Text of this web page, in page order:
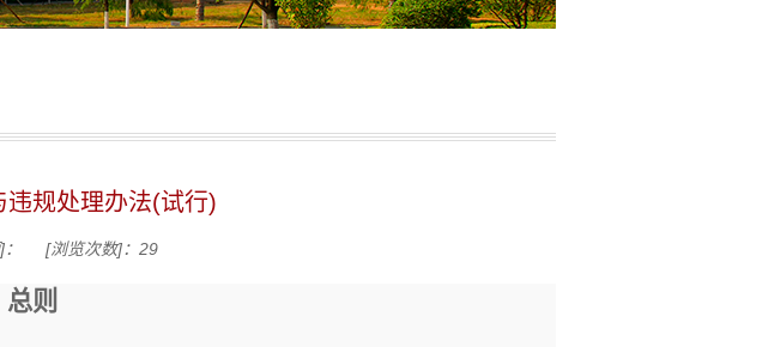
违规处理办法(试行)
[浏览次数]： 29
总则